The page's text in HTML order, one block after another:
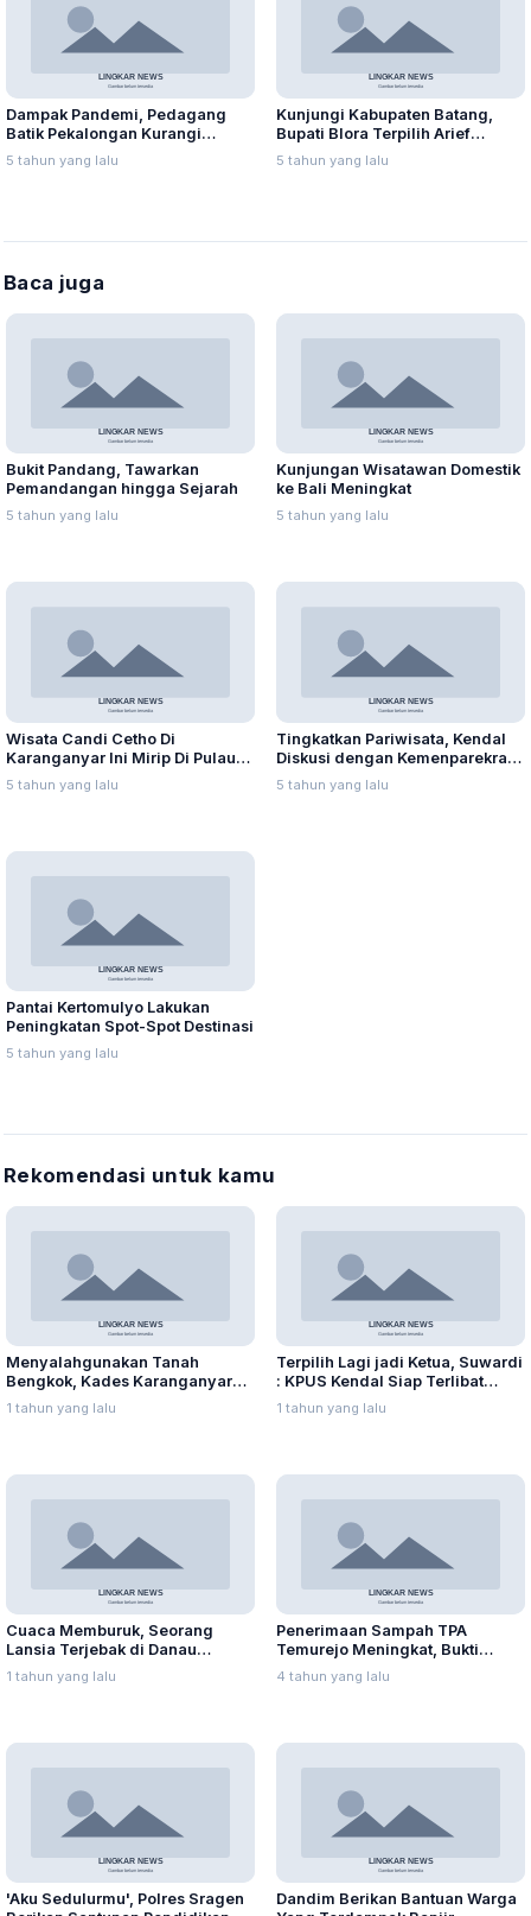
Dampak Pandemi, Pedagang
Batik Pekalongan Kurangi
Karyawan hingga Tutup Toko
5 tahun yang lalu
Kunjungi Kabupaten Batang,
Bupati Blora Terpilih Arief
Rohman Ingin Hadirkan Mall
Pelayanan Publik
5 tahun yang lalu
Baca juga
Bukit Pandang, Tawarkan
Pemandangan hingga Sejarah
5 tahun yang lalu
Kunjungan Wisatawan Domestik
ke Bali Meningkat
5 tahun yang lalu
Wisata Candi Cetho Di
Karanganyar Ini Mirip Di Pulau
Bali
5 tahun yang lalu
Tingkatkan Pariwisata, Kendal
Diskusi dengan Kemenparekraf
RI
5 tahun yang lalu
Pantai Kertomulyo Lakukan
Peningkatan Spot-Spot Destinasi
5 tahun yang lalu
Rekomendasi untuk kamu
Menyalahgunakan Tanah
Bengkok, Kades Karanganyar
Ditangkap Kejari
1 tahun yang lalu
Terpilih Lagi jadi Ketua, Suwardi
: KPUS Kendal Siap Terlibat
Suplai Telur untuk MBG
1 tahun yang lalu
Cuaca Memburuk, Seorang
Lansia Terjebak di Danau
Rawapening Saat Mencari
Enceng Gondok
1 tahun yang lalu
Penerimaan Sampah TPA
Temurejo Meningkat, Bukti
Masyarakat Blora Peduli
Kebersihan
4 tahun yang lalu
'Aku Sedulurmu', Polres Sragen
Dandim Berikan Bantuan Warga